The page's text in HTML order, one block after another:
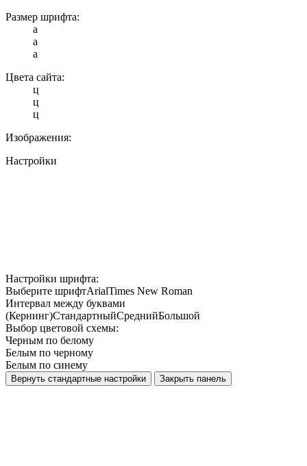
Размер шрифта:
a
a
a
Цвета сайта:
ц
ц
ц
Изображения:
Настройки
Настройки шрифта:
Выберите шрифтArialTimes New Roman
Интервал между буквами
(Кернинг)СтандартныйСреднийБольшой
Выбор цветовой схемы:
Черным по белому
Белым по черному
Белым по синему
Вернуть стандартные настройки Закрыть панель